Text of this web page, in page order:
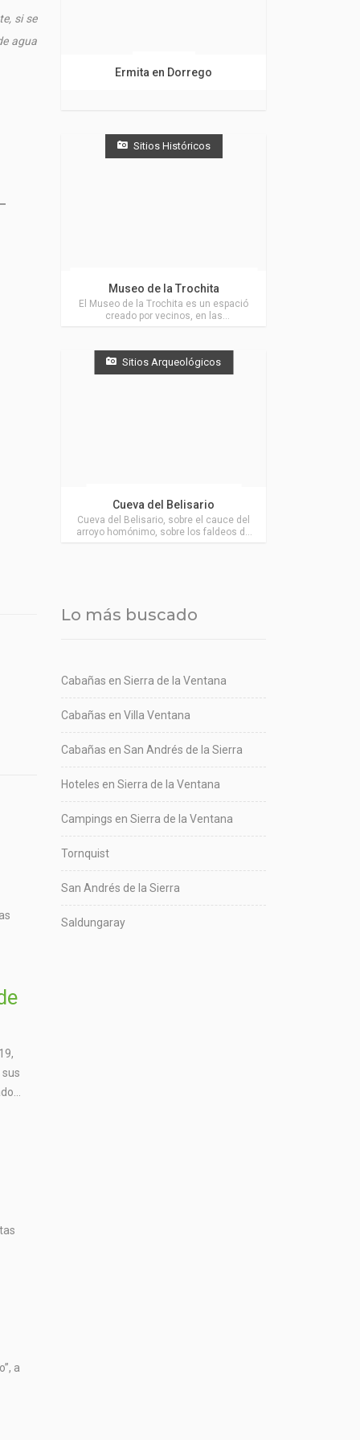
si se
agua
a
Ermita en Dorrego
Sitios Históricos
Museo de la Trochita
El Museo de la Trochita es un espació
creado por vecinos, en las
Villa Ventana.
Sitios Arqueológicos
Cueva del Belisario
Cueva del Belisario, sobre el cauce del
arroyo homónimo, sobre los faldeos de
Lo más buscado
Cabañas en Sierra de la Ventana
Cabañas en Villa Ventana
Cabañas en San Andrés de la Sierra
Hoteles en Sierra de la Ventana
Campings en Sierra de la Ventana
Tornquist
San Andrés de la Sierra
Saldungaray